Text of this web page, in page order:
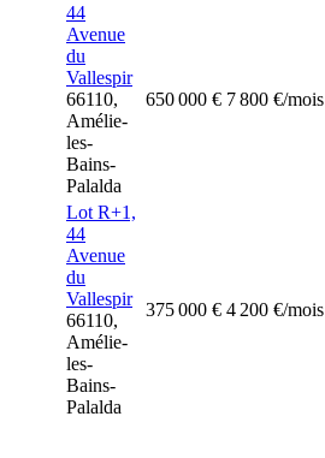
44
Avenue
du
Vallespir
66110,
Amélie-
les-
Bains-
Palalda
650 000 € 7 800 €/mois
Lot R+1,
44
Avenue
du
Vallespir
66110,
Amélie-
les-
Bains-
Palalda
375 000 € 4 200 €/mois